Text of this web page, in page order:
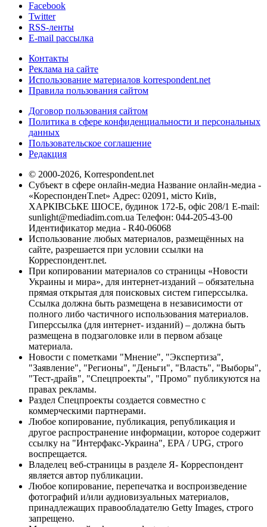
Facebook
Twitter
RSS-ленты
E-mail рассылка
Контакты
Реклама на сайте
Использование материалов korrespondent.net
Правила пользования сайтом
Договор пользования сайтом
Политика в сфере конфиденциальности и персональных
данных
Пользовательское соглашение
Редакция
© 2000-2026, Korrespondent.net
Субъект в сфере онлайн-медиа Название онлайн-медиа -
«КореспонденТ.net» Адрес: 02091, місто Київ,
ХАРКІВСЬКЕ ШОСЕ, будинок 172-Б, офіс 208/1 E-mail:
sunlight@mediadim.com.ua Телефон: 044-205-43-00
Идентификатор медиа - R40-06068
Использование любых материалов, размещённых на
сайте, разрешается при условии ссылки на
Корреспондент.net.
При копировании материалов со страницы «Новости
Украины и мира», для интернет-изданий – обязательна
прямая открытая для поисковых систем гиперссылка.
Ссылка должна быть размещена в независимости от
полного либо частичного использования материалов.
Гиперссылка (для интернет- изданий) – должна быть
размещена в подзаголовке или в первом абзаце
материала.
Новости с пометками "Мнение", "Экспертиза",
"Заявление", "Регионы", "Деньги", "Власть", "Выборы",
"Тест-драйв", "Спецпроекты", "Промо" публикуются на
правах рекламы.
Раздел Спецпроекты создается совместно с
коммерческими партнерами.
Любое копирование, публикация, републикация и
другое распространение информации, которое содержит
ссылку на "Интерфакс-Украина", EPA / UPG, строго
воспрещается.
Владелец веб-страницы в разделе Я- Корреспондент
является автор публикации.
Любое копирование, перепечатка и воспроизведение
фотографий и/или аудиовизуальных материалов,
принадлежащих правообладателю Getty Images, строго
запрещено.